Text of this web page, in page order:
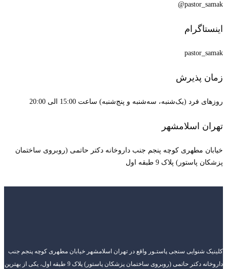
pastor_samak@
اینستاگرام
pastor_samak
زمان پذیرش
روزهای فرد (یک‌شنبه، سه‌شنبه و پنج‌شنبه) ساعت 15:00 الی 20:00
تهران اسلامشهر
خیابان مطهری کوچه پنجم جنب داروخانه دکتر حاتمی (روبروی ساختمان
پزشکان پاستور) پلاک 9 طبقه اول
کلینیک شنوایی سنجی پاستـور واقع در تهران اسلامشهر خیابان مطهری کوچه پنجم جنب
داروخانه دکتر حاتمی (روبروی ساختمان پزشکان پاستور) پلاک 9 طبقه اول، یکی از بهترین